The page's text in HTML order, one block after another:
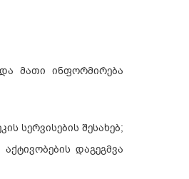
მათი ინფორმირება
სერვისების შესახებ;
დაგეგმვა